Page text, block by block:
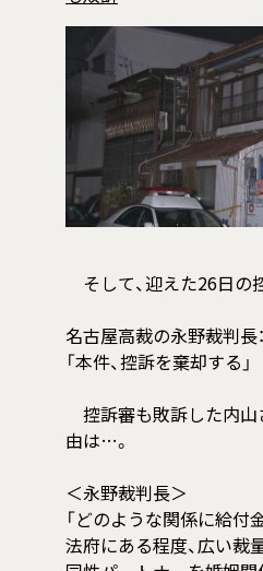
そして、迎えた26日の
名古屋高裁の永野裁判長：
「本件、控訴を棄却する」
控訴審も敗訴した内山
由は…。
＜永野裁判長＞
「どのような関係に給付
法府にある程度、広い裁